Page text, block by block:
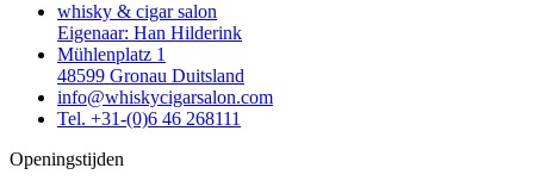
whisky & cigar salon
Eigenaar: Han Hilderink
Mühlenplatz 1
48599 Gronau Duitsland
info@whiskycigarsalon.com
Tel. +31-(0)6 46 268111
Openingstijden